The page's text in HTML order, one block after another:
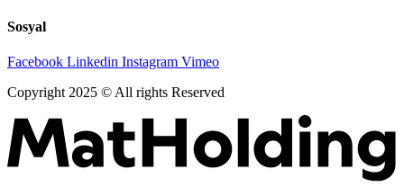
Sosyal
Facebook Linkedin Instagram Vimeo
Copyright 2025 © All rights Reserved